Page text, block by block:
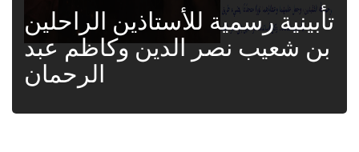
تأبينية رسمية للأستاذين الراحلين
بن شعيب نصر الدين وكاظم عبد
الرحمان